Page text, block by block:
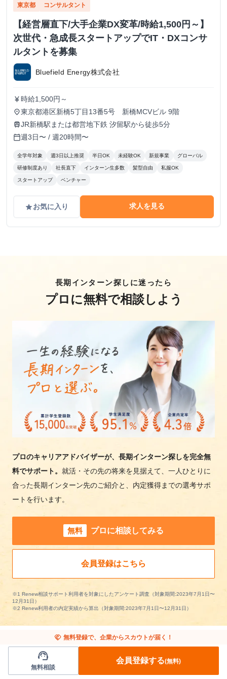
東京都 コンサルタント
【経営層直下/大手企業DX変革/時給1,500円～】
次世代・急成長スタートアップでIT・DXコンサ
ルタントを募集
Bluefield Energy株式会社
currency_yen 時給1,500円～
place東京都港区新橋5丁目13番5号 新橋MCVビル 9階
trainJR新橋駅または都営地下鉄 汐留駅から徒歩5分
calendar_today週3日〜 / 週20時間〜
全学年対象 週3日以上推奨 半日OK 未経験OK 新規事業 グローバル
研修制度あり 社長直下 インターン生多数 髪型自由 私服OK
スタートアップ ベンチャー
gradeお気に入り 求人を見る
長期インターン探しに迷ったら
プロに無料で相談しよう
プロのキャリアアドバイザーが、長期インターン探しを完全無
料でサポート。 就活・その先の将来を見据えて、一人ひとりに
合った長期インターン先のご紹介と、内定獲得までの選考サポ
ートを行います。
無料 プロに相談してみる
会員登録はこちら
※1 Renew相談サポート利用者を対象にしたアンケート調査（対象期間:2023年7月1日〜
12月31日）
※2 Renew利用者の内定実績から算出（対象期間:2023年7月1日〜12月31日）
アパレル/ファッションの長期インターンを条
handshake 無料登録で、企業からスカウトが届く！
support_agent
無料相談
会員登録する(無料)